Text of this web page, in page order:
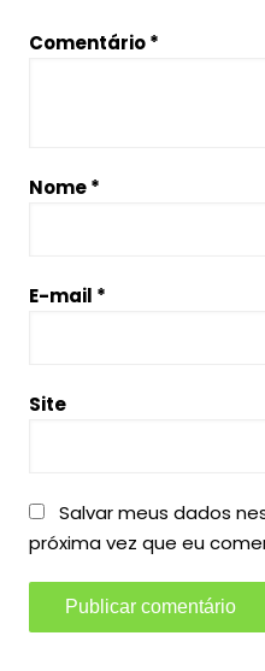
Comentário*
Nome*
E-mail *
Site
Salvar meus dados
próxima vez que eu